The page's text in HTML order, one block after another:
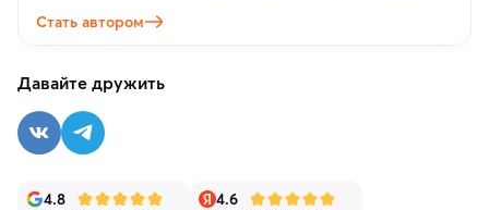
Стать автором
Давайте дружить
4.8 4.6